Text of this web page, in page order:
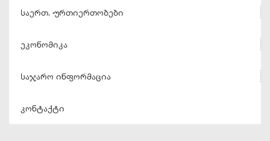
საერთ. ურთიერთობები
ეკონომიკა
საჯარო ინფორმაცია
კონტაქტი